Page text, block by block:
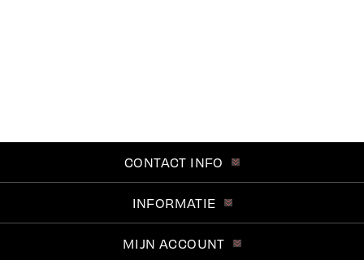
CONTACT INFO
INFORMATIE
MIJN ACCOUNT